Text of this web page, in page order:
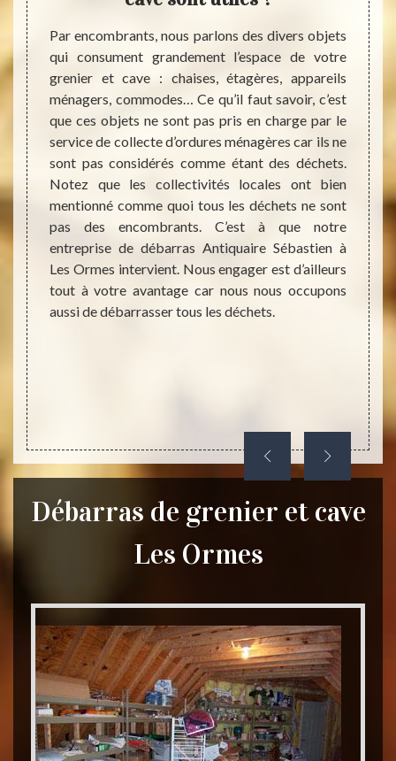
des
rats
et
être
à
ou
tout
à
qui
sur
Par encombrants, nous parlons des divers objets
qui consument grandement l’espace de votre
grenier et cave : chaises, étagères, appareils
ménagers, commodes… Ce qu’il faut savoir, c’est
que ces objets ne sont pas pris en charge par le
service de collecte d’ordures ménagères car ils ne
sont pas considérés comme étant des déchets.
Notez que les collectivités locales ont bien
mentionné comme quoi tous les déchets ne sont
pas des encombrants. C’est à que notre
entreprise de débarras Antiquaire Sébastien à
Les Ormes intervient. Nous engager est d’ailleurs
tout à votre avantage car nous nous occupons
aussi de débarrasser tous les déchets.
vos
de
de
les
les
Débarras de grenier et cave
Les Ormes